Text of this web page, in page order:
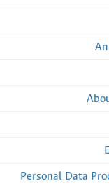
Personal Data